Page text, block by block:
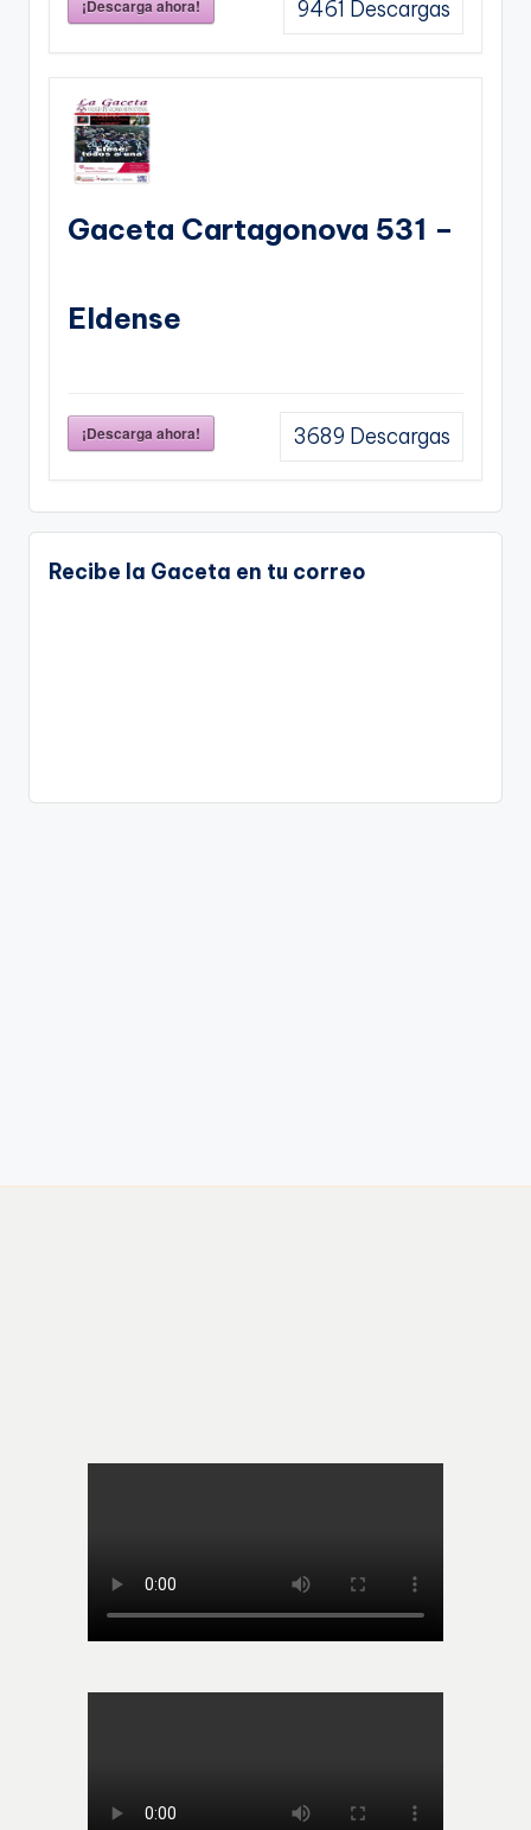
¡Descarga ahora! 9461 Descargas
Gaceta Cartagonova 531 –
Eldense
¡Descarga ahora! 3689 Descargas
Recibe la Gaceta en tu correo